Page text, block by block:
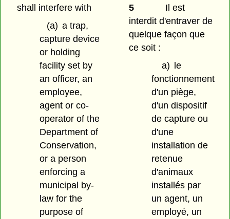
shall interfere with
(a) a trap,
capture device
or holding
facility set by
an officer, an
employee,
agent or co-
operator of the
Department of
Conservation,
or a person
enforcing a
municipal by-
law for the
purpose of
5
Il est
interdit d'entraver de
quelque façon que
ce soit :
a) le
fonctionnement
d'un piège,
d'un dispositif
de capture ou
d'une
installation de
retenue
d'animaux
installés par
un agent, un
employé, un